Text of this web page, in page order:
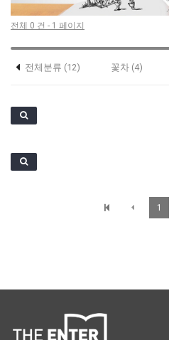
전체 0 건 - 1 페이지
전체분류 (12) 꽃차 (4)
1